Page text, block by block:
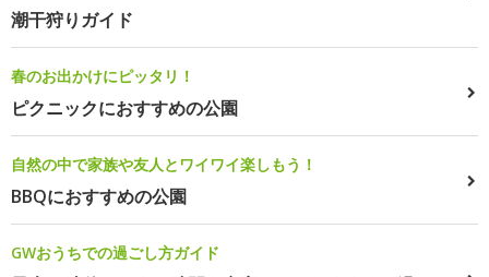
潮干狩りガイド
春のお出かけにピッタリ！
ピクニックにおすすめの公園
自然の中で家族や友人とワイワイ楽しもう！
BBQにおすすめの公園
GWおうちでの過ごし方ガイド